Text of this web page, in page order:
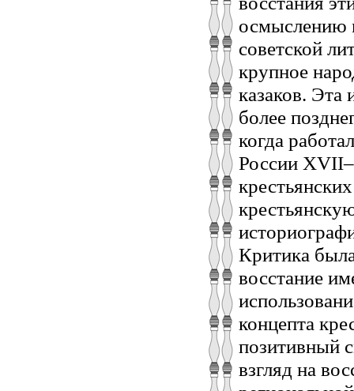
осмыслению
советской
крупное
казаков. Эта
более
когда
России
Критика
восстание
концепта
позитивный
взгляд на